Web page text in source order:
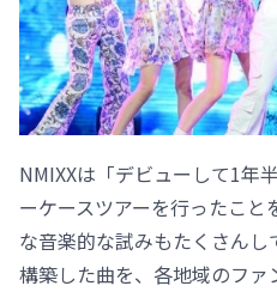
NMIXXは「デビューして1年
ーケースツアーを行ったこと
な音楽的な試みもたくさんし
構築した曲を、各地域のフ